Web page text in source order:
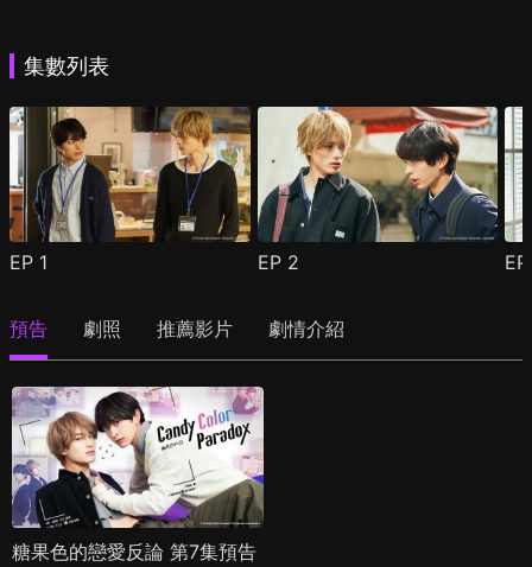
集數列表
EP 1 EP 2
預告 劇照 推薦影片 劇情介紹
糖果色的戀愛反論 第7集預告